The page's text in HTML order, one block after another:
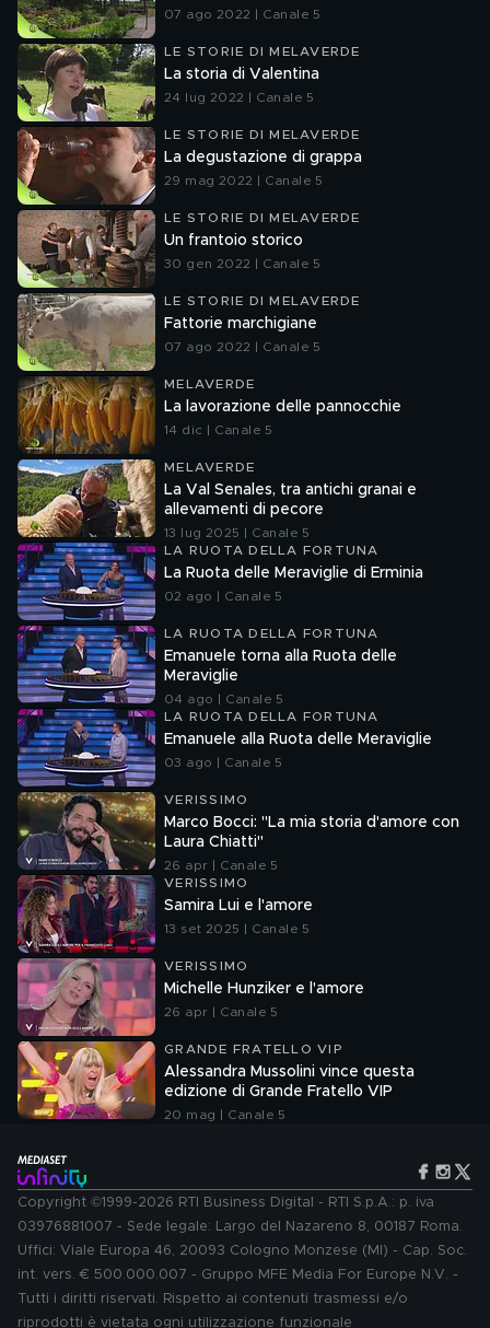
07 ago 2022 | Canale 5
LE STORIE DI MELAVERDE
La storia di Valentina
24 lug 2022 | Canale 5
LE STORIE DI MELAVERDE
La degustazione di grappa
29 mag 2022 | Canale 5
LE STORIE DI MELAVERDE
Un frantoio storico
30 gen 2022 | Canale 5
LE STORIE DI MELAVERDE
Fattorie marchigiane
07 ago 2022 | Canale 5
MELAVERDE
La lavorazione delle pannocchie
14 dic | Canale 5
MELAVERDE
La Val Senales, tra antichi granai e
allevamenti di pecore
13 lug 2025 | Canale 5
LA RUOTA DELLA FORTUNA
La Ruota delle Meraviglie di Erminia
02 ago | Canale 5
LA RUOTA DELLA FORTUNA
Emanuele torna alla Ruota delle
Meraviglie
04 ago | Canale 5
LA RUOTA DELLA FORTUNA
Emanuele alla Ruota delle Meraviglie
03 ago | Canale 5
VERISSIMO
Marco Bocci: "La mia storia d'amore con
Laura Chiatti"
26 apr | Canale 5
VERISSIMO
Samira Lui e l'amore
13 set 2025 | Canale 5
VERISSIMO
Michelle Hunziker e l'amore
26 apr | Canale 5
GRANDE FRATELLO VIP
Alessandra Mussolini vince questa
edizione di Grande Fratello VIP
20 mag | Canale 5
Copyright ©1999-2026 RTI Business Digital - RTI S.p.A.: p. iva
03976881007 - Sede legale: Largo del Nazareno 8, 00187 Roma.
Uffici: Viale Europa 46, 20093 Cologno Monzese (MI) - Cap. Soc.
int. vers. € 500.000.007 - Gruppo MFE Media For Europe N.V. -
Tutti i diritti riservati. Rispetto ai contenuti trasmessi e/o
riprodotti è vietata ogni utilizzazione funzionale